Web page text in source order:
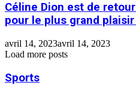
Céline Dion est de
pour le plus grand
avril 14, 2023avril 14, 2023
Load more posts
Sports